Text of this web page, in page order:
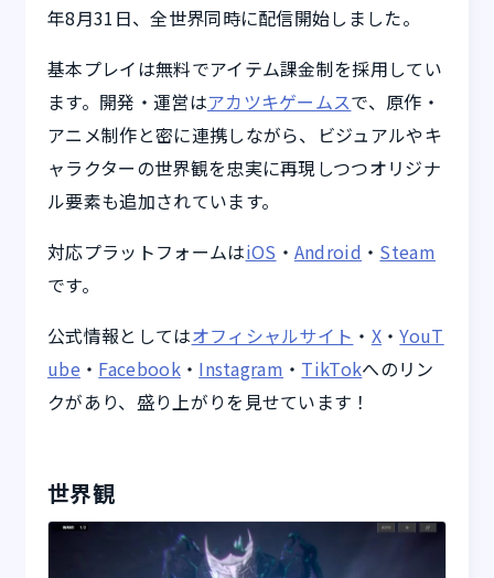
年8月31日、全世界同時に配信開始しました。
基本プレイは無料でアイテム課金制を採用してい
ます。開発・運営はアカツキゲームスで、原作・
アニメ制作と密に連携しながら、ビジュアルやキ
ャラクターの世界観を忠実に再現しつつオリジナ
ル要素も追加されています。
対応プラットフォームはiOS ・ Android ・ Steam
です。
公式情報としてはオフィシャルサイト ・ X ・YouT
ube ・ Facebook・ Instagram ・ TikTokへのリン
クがあり、盛り上がりを見せています！
世界観